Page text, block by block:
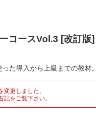
コースVol.3 [改訂版]
た導入から上級までの教材。
更しました。
をご覧下さい。